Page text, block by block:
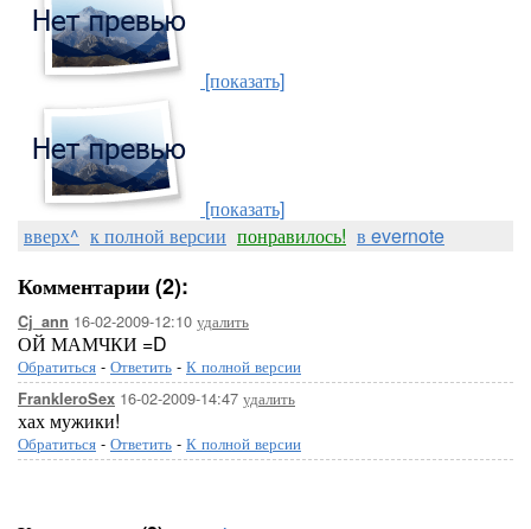
[показать]
[показать]
вверх^ к полной версии понравилось! в evernote
Комментарии (2):
Cj_ann 16-02-2009-12:10 удалить
ОЙ МАМЧКИ =D
Обратиться - Ответить - К полной версии
FrankIeroSex 16-02-2009-14:47 удалить
хах мужики!
Обратиться - Ответить - К полной версии